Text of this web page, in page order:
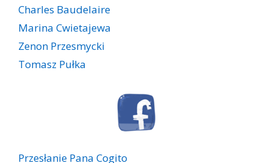
Charles Baudelaire
Marina Cwietajewa
Zenon Przesmycki
Tomasz Pułka
Przesłanie Pana Cogito